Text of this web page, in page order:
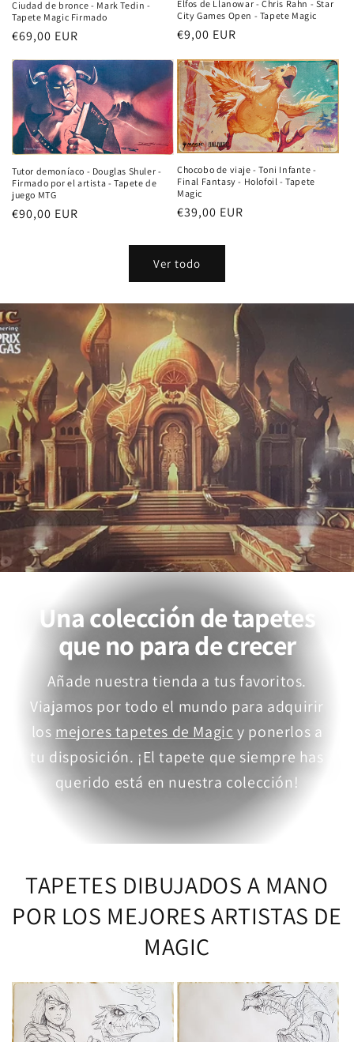
Ciudad de bronce - Mark Tedin -
Tapete Magic Firmado
Precio
habitual
€69,00 EUR
Elfos de Llanowar - Chris Rahn - Star
City Games Open - Tapete Magic
Precio
€9,00 EUR
Tutor demoníaco - Douglas Shuler -
Firmado por el artista - Tapete de
juego MTG
Precio
€90,00 EUR
Chocobo de viaje - Toni Infante -
Final Fantasy - Holofoil - Tapete
Magic
Precio
€39,00 EUR
Ver todo
Una colección de tapetes
que no para de crecer
Añade nuestra tienda a tus favoritos.
Viajamos por todo el mundo para adquirir
los mejores tapetes de Magic y ponerlos a
tu disposición. ¡El tapete que siempre has
querido está en nuestra colección!
TAPETES DIBUJADOS A MANO
POR LOS MEJORES ARTISTAS DE
MAGIC